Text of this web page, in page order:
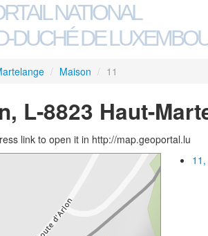
NATIONAL
DUCHÉ DE
/ Maison / 11
L-8823 Haut-
link to open it in http://map.geoportal.lu